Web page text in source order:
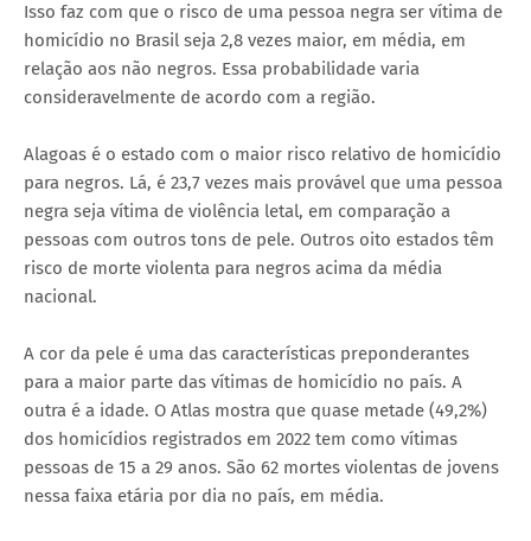
Isso faz com que o risco de uma pessoa negra ser vítima de
homicídio no Brasil seja 2,8 vezes maior, em média, em
relação aos não negros. Essa probabilidade varia
consideravelmente de acordo com a região.
Alagoas é o estado com o maior risco relativo de homicídio
para negros. Lá, é 23,7 vezes mais provável que uma pessoa
negra seja vítima de violência letal, em comparação a
pessoas com outros tons de pele. Outros oito estados têm
risco de morte violenta para negros acima da média
nacional.
A cor da pele é uma das características preponderantes
para a maior parte das vítimas de homicídio no país. A
outra é a idade. O Atlas mostra que quase metade (49,2%)
dos homicídios registrados em 2022 tem como vítimas
pessoas de 15 a 29 anos. São 62 mortes violentas de jovens
nessa faixa etária por dia no país, em média.